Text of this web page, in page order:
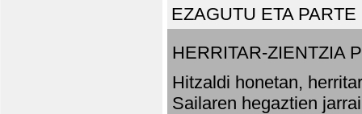
EZAGUTU ETA
HERRITAR-ZIENTZIA
Hitzaldi honetan,
Sailaren hegaztien